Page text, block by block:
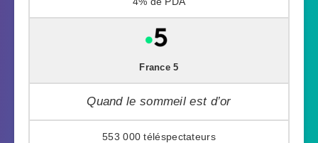
France 5
Quand le sommeil est d’or
553 000